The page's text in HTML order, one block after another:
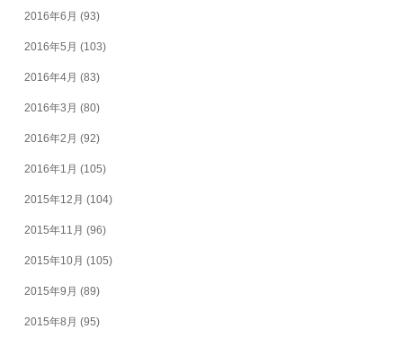
2016年6月 (93)
2016年5月 (103)
2016年4月 (83)
2016年3月 (80)
2016年2月 (92)
2016年1月 (105)
2015年12月 (104)
2015年11月 (96)
2015年10月 (105)
2015年9月 (89)
2015年8月 (95)